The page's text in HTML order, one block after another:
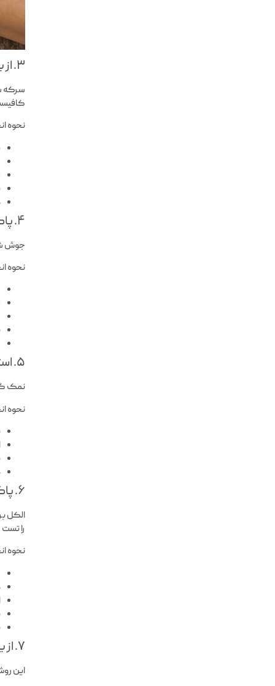
۳. از بین بردن لکه سس با سرکه سفید
سرکه
نحوه
۴. پاک کردن لکه سس با جوش شیرین
جوش
نحوه
۵. استفاده از نمک برای لکه سس تازه
نمک
نحوه
۶. پاک کردن لکه سس با الکل سفید
الکل
را
نحوه
۷. از بین بردن لکه سس با آب اکسیژنه (فرش روشن)
این